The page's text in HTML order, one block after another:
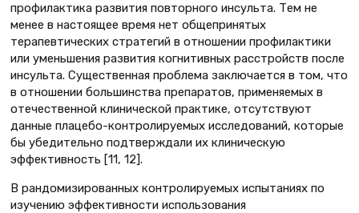
профилактика развития повторного инсульта. Тем не
менее в настоящее время нет общепринятых
терапевтических стратегий в отношении профилактики
или уменьшения развития когнитивных расстройств после
инсульта. Существенная проблема заключается в том, что
в отношении большинства препаратов, применяемых в
отечественной клинической практике, отсутствуют
данные плацебо-контролируемых исследований, которые
бы убедительно подтверждали их клиническую
эффективность [11, 12].
В рандомизированных контролируемых испытаниях по
изучению эффективности использования